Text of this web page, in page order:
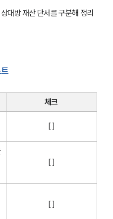
대방 재산 단서를 구분해 정리
체크
[ ]
[ ]
[ ]